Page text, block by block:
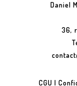
Daniel
36,
CGU |